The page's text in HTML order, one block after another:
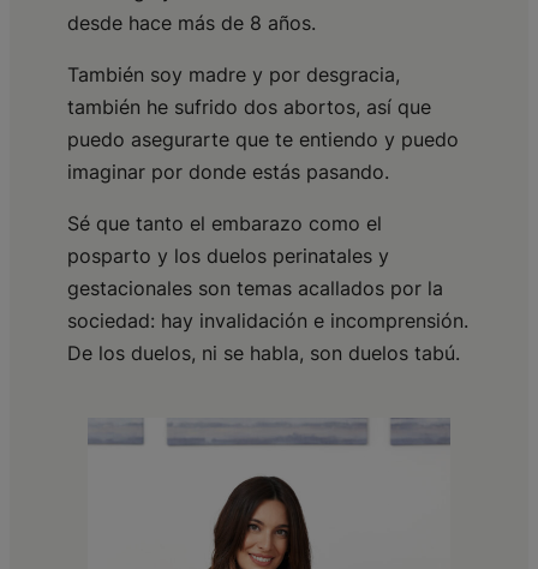
desde hace más de 8 años.
También soy madre y por desgracia,
también he sufrido dos abortos, así que
puedo asegurarte que te entiendo y puedo
imaginar por donde estás pasando.
Sé que tanto el embarazo como el
posparto y los duelos perinatales y
gestacionales son temas acallados por la
sociedad: hay invalidación e incomprensión.
De los duelos, ni se habla, son duelos tabú.